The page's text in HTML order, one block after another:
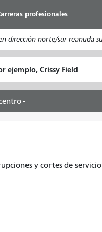
profesionales
dirección norte/sur reanuda
Cómo
quiero
-
y cortes de